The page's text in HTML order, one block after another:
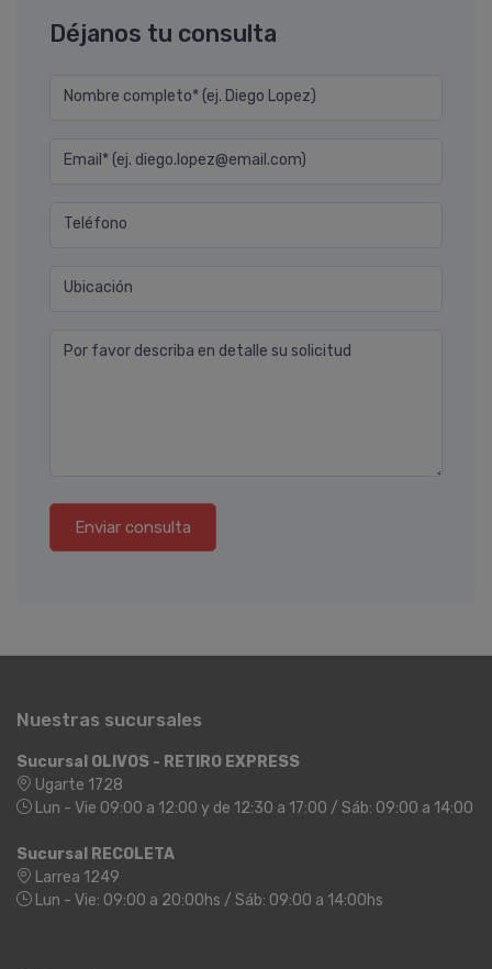
Déjanos tu consulta
Nombre completo* (ej. Diego Lopez)
Email* (ej. diego.lopez@email.com)
Teléfono
Ubicación
Por favor describa en detalle su solicitud
Enviar consulta
Nuestras sucursales
Sucursal OLIVOS - RETIRO EXPRESS
Ugarte 1728
Lun - Vie 09:00 a 12:00 y de 12:30 a 17:00 / Sáb: 09:00 a 14:00
Sucursal RECOLETA
Larrea 1249
Lun - Vie: 09:00 a 20:00hs / Sáb: 09:00 a 14:00hs